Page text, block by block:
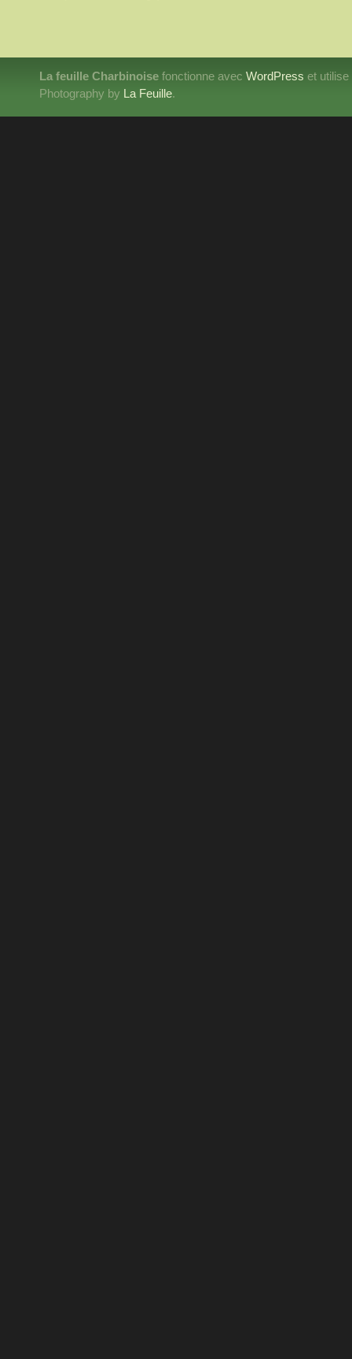
La feuille Charbinoise fonctionne avec WordPress et
Photography by La Feuille.